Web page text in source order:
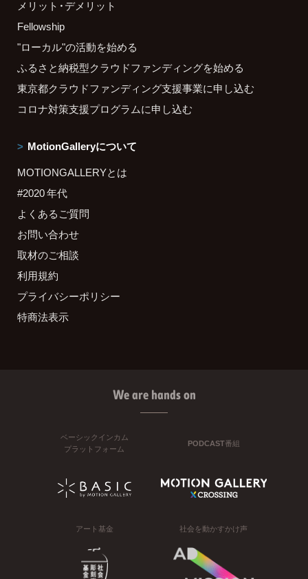
メリット・デメリット
Fellowship
"ローカル"の活動を始める
ふるさと納税型クラウドファンディングを始める
東京都クラウドファンディング支援事業に申し込む
コロナ対策支援プログラムに申し込む
MotionGalleryについて
MOTIONGALLERYとは
#2020 年代
よくあるご質問
お問い合わせ
取材のご相談
利用規約
プライバシーポリシー
特商法表示
We are hands on
ベーシックインカム
プラットフォーム
PODCAST番組
アート基金 社会を動かすかけ声